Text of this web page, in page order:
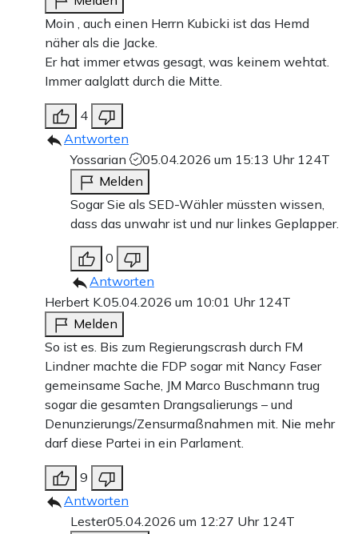
Moin , auch einen Herrn Kubicki ist das Hemd
näher als die Jacke.
Er hat immer etwas gesagt, was keinem wehtat.
Immer aalglatt durch die Mitte.
4
Antworten
Yossarian
05.04.2026 um 15:13 Uhr 124T
Melden
Sogar Sie als SED-Wähler müssten wissen,
dass das unwahr ist und nur linkes Geplapper.
0
Antworten
Herbert K.05.04.2026 um 10:01 Uhr 124T
Melden
So ist es. Bis zum Regierungscrash durch FM
Lindner machte die FDP sogar mit Nancy Faser
gemeinsame Sache, JM Marco Buschmann trug
sogar die gesamten Drangsalierungs – und
Denunzierungs/Zensurmaßnahmen mit. Nie mehr
darf diese Partei in ein Parlament.
9
Antworten
Lester05.04.2026 um 12:27 Uhr 124T